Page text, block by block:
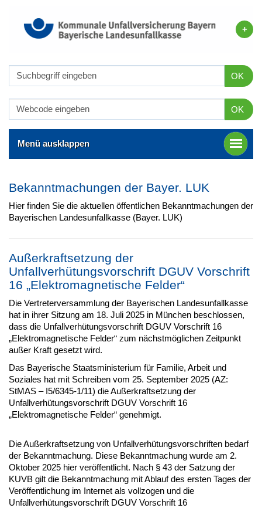
OK
OK
Menü ausklappen
Bekanntmachungen der Bayer. LUK
Hier finden Sie die aktuellen öffentlichen Bekanntmachungen der
Bayerischen Landesunfallkasse (Bayer. LUK)
Außerkraftsetzung der
Unfallverhütungsvorschrift DGUV Vorschrift
16 „Elektromagnetische Felder“
Die Vertreterversammlung der Bayerischen Landesunfallkasse
hat in ihrer Sitzung am 18. Juli 2025 in München beschlossen,
dass die Unfallverhütungsvorschrift DGUV Vorschrift 16
„Elektromagnetische Felder“ zum nächstmöglichen Zeitpunkt
außer Kraft gesetzt wird.
Das Bayerische Staatsministerium für Familie, Arbeit und
Soziales hat mit Schreiben vom 25. September 2025 (AZ:
StMAS – I5/6345-1/11) die Außerkraftsetzung der
Unfallverhütungsvorschrift DGUV Vorschrift 16
„Elektromagnetische Felder“ genehmigt.
Die Außerkraftsetzung von Unfallverhütungsvorschriften bedarf
der Bekanntmachung. Diese Bekanntmachung wurde am 2.
Oktober 2025 hier veröffentlicht. Nach § 43 der Satzung der
KUVB gilt die Bekanntmachung mit Ablauf des ersten Tages der
Veröffentlichung im Internet als vollzogen und die
Unfallverhütungsvorschrift DGUV Vorschrift 16